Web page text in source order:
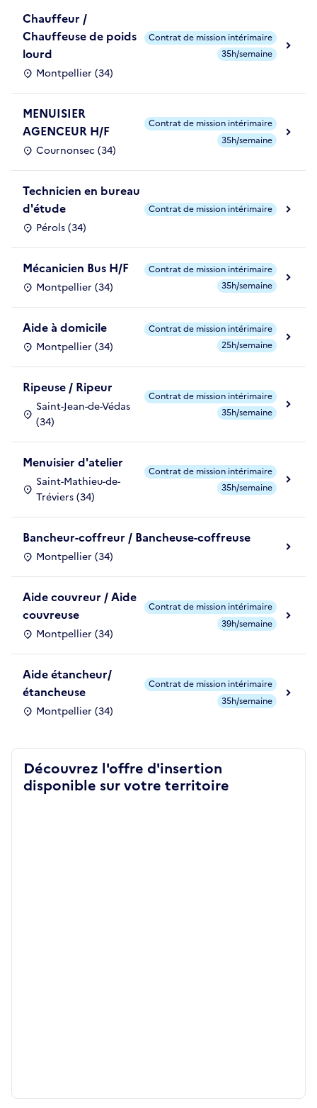
Chauffeur /
Chauffeuse de poids
lourd
Montpellier (34)
Contrat de mission intérimaire
35h/semaine
MENUISIER
AGENCEUR H/F
Cournonsec (34)
Contrat de mission intérimaire
35h/semaine
Technicien en bureau
d'étude
Pérols (34)
Contrat de mission intérimaire
Mécanicien Bus H/F
Montpellier (34)
Contrat de mission intérimaire
35h/semaine
Aide à domicile
Montpellier (34)
Contrat de mission intérimaire
25h/semaine
Ripeuse / Ripeur
Saint-Jean-de-Védas
(34)
Contrat de mission intérimaire
35h/semaine
Menuisier d'atelier
Saint-Mathieu-de-
Tréviers (34)
Contrat de mission intérimaire
35h/semaine
Bancheur-coffreur / Bancheuse-coffreuse
Montpellier (34)
Aide couvreur / Aide
couvreuse
Montpellier (34)
Contrat de mission intérimaire
39h/semaine
Aide étancheur/
étancheuse
Montpellier (34)
Contrat de mission intérimaire
35h/semaine
Découvrez l'offre d'insertion
disponible sur votre territoire